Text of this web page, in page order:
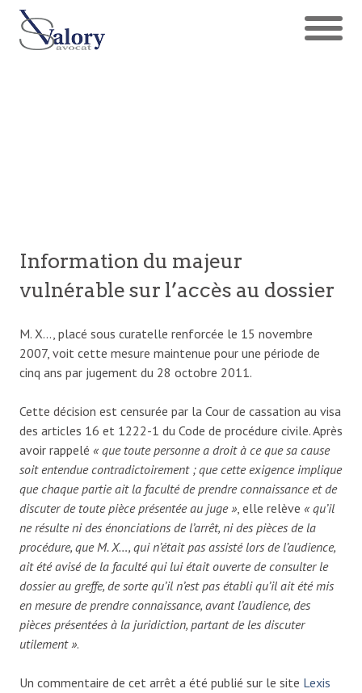
Information du majeur
vulnérable sur l’accès au dossier
M. X…, placé sous curatelle renforcée le 15 novembre
2007, voit cette mesure maintenue pour une période de
cinq ans par jugement du 28 octobre 2011.
Cette décision est censurée par la Cour de cassation au visa
des articles 16 et 1222-1 du Code de procédure civile. Après
avoir rappelé « que toute personne a droit à ce que sa cause
soit entendue contradictoirement ; que cette exigence implique
que chaque partie ait la faculté de prendre connaissance et de
discuter de toute pièce présentée au juge », elle relève « qu’il
ne résulte ni des énonciations de l’arrêt, ni des pièces de la
procédure, que M. X…, qui n’était pas assisté lors de l’audience,
ait été avisé de la faculté qui lui était ouverte de consulter le
dossier au greffe, de sorte qu’il n’est pas établi qu’il ait été mis
en mesure de prendre connaissance, avant l’audience, des
pièces présentées à la juridiction, partant de les discuter
utilement ».
Un commentaire de cet arrêt a été publié sur le site Lexis